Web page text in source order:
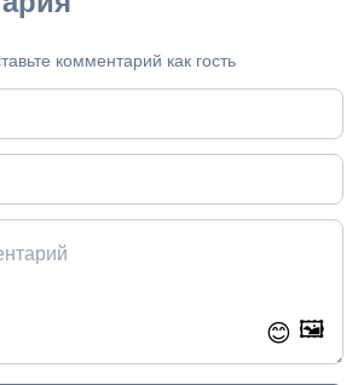
комментарий как гость
😊 🖼️